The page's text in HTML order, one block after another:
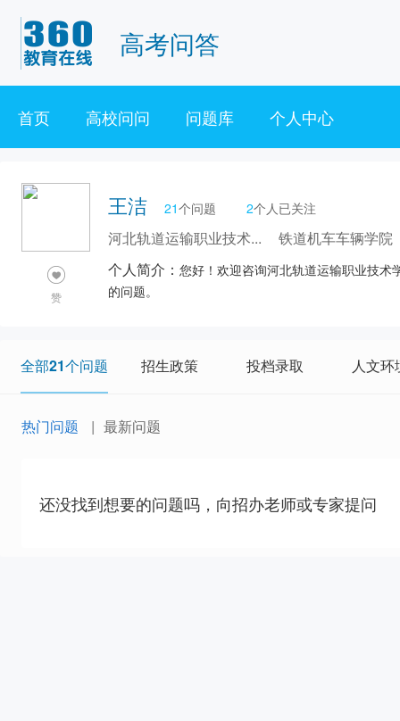
高考问答
首页 高校问问 问题库 个人中心
赞
王洁 21个问题 2个人已关注
河北轨道运输职业技术...
铁道机车车辆学院
个人简介： 您好！欢迎咨询河北轨道运输职业技术
的问题。
全部21个问题 招生政策 投档录取 人文环
热门问题 最新问题
还没找到想要的问题吗，向招办老师或专家提问